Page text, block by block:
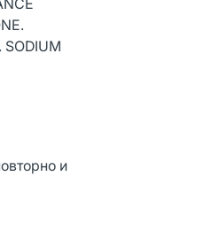
SODIUM
и